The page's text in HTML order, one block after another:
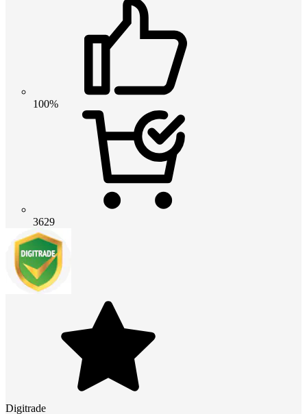
100%
3629
Digitrade